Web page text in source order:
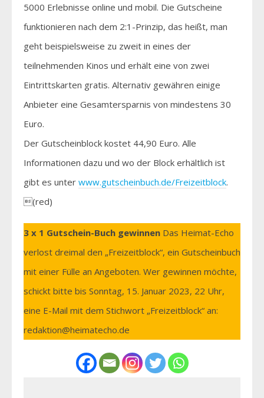
5000 Erlebnisse online und mobil. Die Gutscheine
funktionieren nach dem 2:1-Prinzip, das heißt, man
geht beispielsweise zu zweit in eines der
teilnehmenden Kinos und erhält eine von zwei
Eintrittskarten gratis. Alternativ gewähren einige
Anbieter eine Gesamtersparnis von mindestens 30
Euro.
Der Gutscheinblock kostet 44,90 Euro. Alle
Informationen dazu und wo der Block erhältlich ist
gibt es unter www.gutscheinbuch.de/Freizeitblock.
(red)
3 x 1 Gutschein-Buch gewinnen Das Heimat-Echo
verlost dreimal den „Freizeitblock“, ein Gutscheinbuch
mit einer Fülle an Angeboten. Wer gewinnen möchte,
schickt bitte bis Sonntag, 15. Januar 2023, 22 Uhr,
eine E-Mail mit dem Stichwort „Freizeitblock“ an:
redaktion@heimatecho.de